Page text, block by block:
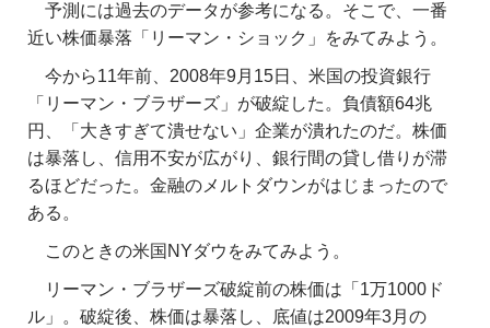
予測には過去のデータが参考になる。そこで、一番
近い株価暴落「リーマン・ショック」をみてみよう。
今から11年前、2008年9月15日、米国の投資銀行
「リーマン・ブラザーズ」が破綻した。負債額64兆
円、「大きすぎて潰せない」企業が潰れたのだ。株価
は暴落し、信用不安が広がり、銀行間の貸し借りが滞
るほどだった。金融のメルトダウンがはじまったので
ある。
このときの米国NYダウをみてみよう。
リーマン・ブラザーズ破綻前の株価は「1万1000ド
ル」。破綻後、株価は暴落し、底値は2009年3月の